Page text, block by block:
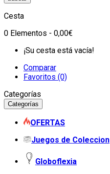
Cesta
0 Elementos - 0,00€
¡Su cesta está vacía!
Comparar
Favoritos (0)
Categorías
Categorías
OFERTAS
Juegos de Coleccion
Globoflexia